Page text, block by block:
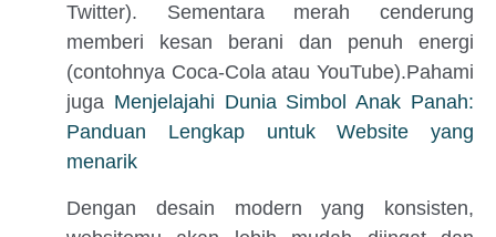
Twitter). Sementara merah cenderung
memberi kesan berani dan penuh energi
(contohnya Coca-Cola atau YouTube).Pahami
juga Menjelajahi Dunia Simbol Anak Panah:
Panduan Lengkap untuk Website yang
menarik
Dengan desain modern yang konsisten,